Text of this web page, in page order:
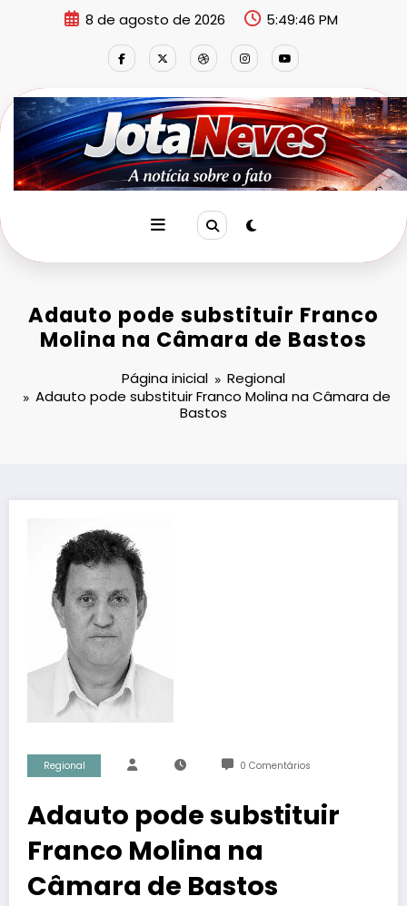
8 de agosto de 2026 5:49:46 PM
Adauto pode substituir Franco
Molina na Câmara de Bastos
Página inicial
Regional
Adauto pode substituir Franco Molina na Câmara de
Bastos
Regional 0 Comentários
Adauto pode substituir
Franco Molina na
Câmara de Bastos